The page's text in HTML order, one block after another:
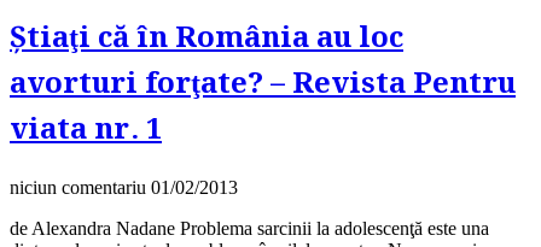
Știaţi că în România au loc
avorturi forţate? – Revista Pentru
viata nr. 1
niciun comentariu 01/02/2013
de Alexandra Nadane Problema sarcinii la adolescenţă este una